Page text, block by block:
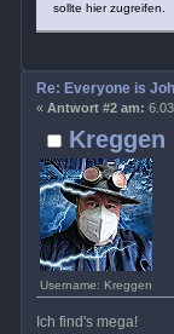
sollte hier zugreifen.
Kreggen
Username: Kreggen
Re: Everyone is
« Antwort #2 am:
Ich find's mega!